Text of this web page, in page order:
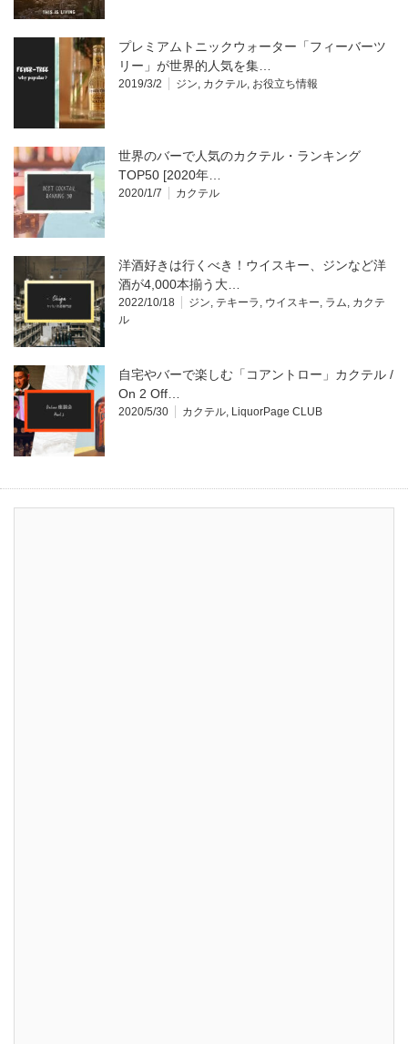
プレミアムトニックウォーター「フィーバーツ
リー」が世界的人気を集…
2019/3/2 ジン, カクテル, お役立ち情報
世界のバーで人気のカクテル・ランキング
TOP50 [2020年…
2020/1/7 カクテル
洋酒好きは行くべき！ウイスキー、ジンなど洋
酒が4,000本揃う大…
2022/10/18 ジン, テキーラ , ウイスキー, ラム, カクテ
ル
自宅やバーで楽しむ「コアントロー」カクテル /
On 2 Off…
2020/5/30 カクテル, LiquorPage CLUB